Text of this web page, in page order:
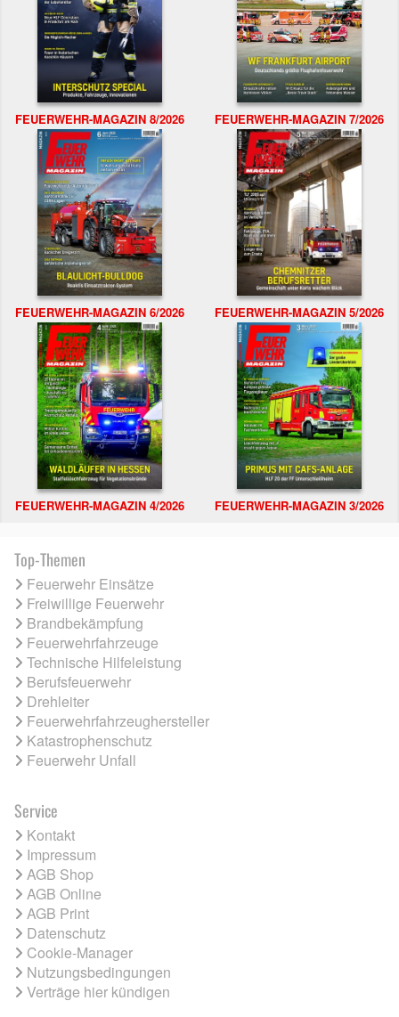
FEUERWEHR-MAGAZIN 8/2026 FEUERWEHR-MAGAZIN 7/2026
FEUERWEHR-MAGAZIN 6/2026 FEUERWEHR-MAGAZIN 5/2026
FEUERWEHR-MAGAZIN 4/2026 FEUERWEHR-MAGAZIN 3/2026
Top-Themen
Feuerwehr Einsätze
Freiwillige Feuerwehr
Brandbekämpfung
Feuerwehrfahrzeuge
Technische Hilfeleistung
Berufsfeuerwehr
Drehleiter
Feuerwehrfahrzeughersteller
Katastrophenschutz
Feuerwehr Unfall
Service
Kontakt
Impressum
AGB Shop
AGB Online
AGB Print
Datenschutz
Cookie-Manager
Nutzungsbedingungen
Verträge hier kündigen